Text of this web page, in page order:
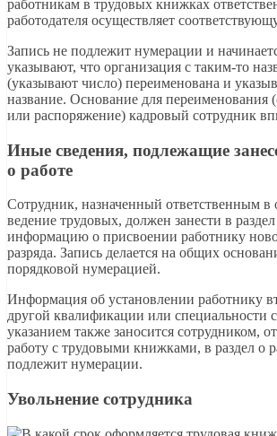
работникам в трудовых книжках
работодателя осуществляет
Запись не подлежит нумерации и
указывают, что организация с таким-то
(указывают число) переименована и
название. Основание для переименования
или распоряжение) кадровый сотрудник
Иные сведения, подлежащие
о работе
Сотрудник, назначенный ответственным в
ведение трудовых, должен занести в
информацию о присвоении работнику
разряда. Запись делается на общих
порядковой нумерацией.
Информация об установлении работнику
другой квалификации или специальности
указанием также заносится сотрудником,
работу с трудовыми книжками, в раздел о
подлежит нумерации.
Увольнение сотрудника